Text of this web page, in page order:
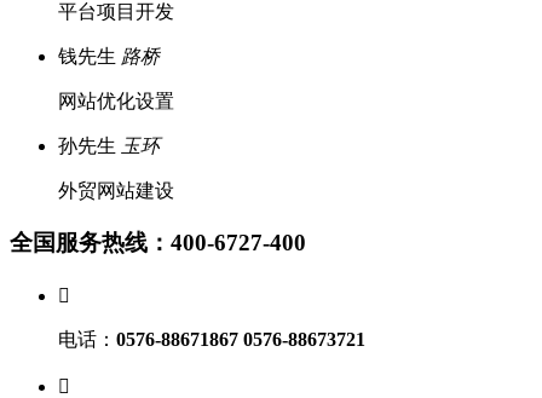
平台项目开发
钱先生 路桥
网站优化设置
孙先生 玉环
外贸网站建设
全国服务热线：400-6727-400

电话： 0576-88671867 0576-88673721
